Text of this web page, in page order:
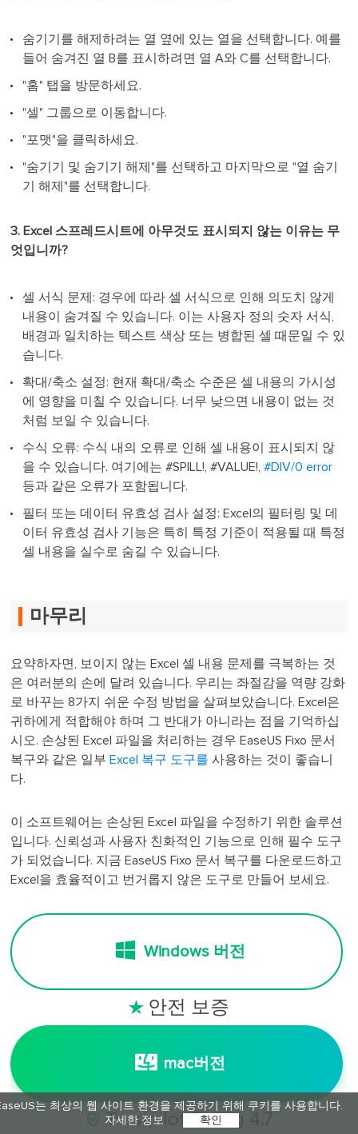
는 최상의 웹 사이트 환경을 제공하기 위해 쿠키를 사용합니다.
자세한 정보
확인
숨기기를 해제하려는 열 옆에 있는 열을 선택합니다. 예를
들어 숨겨진 열 B를 표시하려면 열 A와 C를 선택합니다.
"홈" 탭을 방문하세요.
"셀" 그룹으로 이동합니다.
"포맷"을 클릭하세요.
"숨기기 및 숨기기 해제"를 선택하고 마지막으로 "열 숨기
기 해제"를 선택합니다.
3. Excel 스프레드시트에 아무것도 표시되지 않는 이유는 무
엇입니까?
셀 서식 문제: 경우에 따라 셀 서식으로 인해 의도치 않게
내용이 숨겨질 수 있습니다. 이는 사용자 정의 숫자 서식,
배경과 일치하는 텍스트 색상 또는 병합된 셀 때문일 수 있
습니다.
확대/축소 설정: 현재 확대/축소 수준은 셀 내용의 가시성
에 영향을 미칠 수 있습니다. 너무 낮으면 내용이 없는 것
처럼 보일 수 있습니다.
수식 오류: 수식 내의 오류로 인해 셀 내용이 표시되지 않
을 수 있습니다. 여기에는 #SPILL!, #VALUE!,#DIV/0 error
등과 같은 오류가 포함됩니다.
필터 또는 데이터 유효성 검사 설정: Excel의 필터링 및 데
이터 유효성 검사 기능은 특히 특정 기준이 적용될 때 특정
셀 내용을 실수로 숨길 수 있습니다.
마무리
요약하자면, 보이지 않는 Excel 셀 내용 문제를 극복하는 것
은 여러분의 손에 달려 있습니다. 우리는 좌절감을 역량 강화
로 바꾸는 8가지 쉬운 수정 방법을 살펴보았습니다. Excel은
귀하에게 적합해야 하며 그 반대가 아니라는 점을 기억하십
시오. 손상된 Excel 파일을 처리하는 경우 EaseUS Fixo 문서
복구와 같은 일부 Excel 복구 도구를 사용하는 것이 좋습니
다.
이 소프트웨어는 손상된 Excel 파일을 수정하기 위한 솔루션
입니다. 신뢰성과 사용자 친화적인 기능으로 인해 필수 도구
가 되었습니다. 지금 EaseUS Fixo 문서 복구를 다운로드하고
Excel을 효율적이고 번거롭지 않은 도구로 만들어 보세요.
Windows 버전
 안전 보증
mac버전
 Trustpilot Rating 4.7